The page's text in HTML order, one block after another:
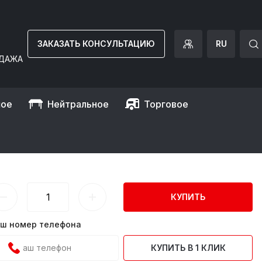
ЗАКАЗАТЬ КОНСУЛЬТАЦИЮ RU
Нейтральное Торговое
КУПИТЬ
номер телефона
КУПИТЬ В 1 КЛИК